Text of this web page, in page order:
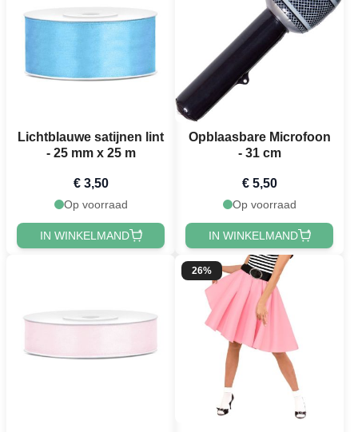
Lichtblauwe satijnen lint
- 25 mm x 25 m
€ 3,50
Op voorraad
IN WINKELMAND
Opblaasbare Microfoon
- 31 cm
€ 5,50
Op voorraad
IN WINKELMAND
26%